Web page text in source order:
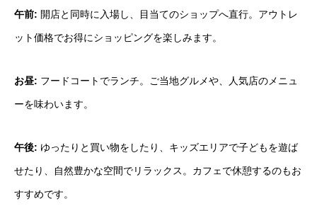
午前: 開店と同時に入場し、目当てのショップへ直行。アウトレ
ット価格でお得にショッピングを楽しみます。
お昼: フードコートでランチ。ご当地グルメや、人気店のメニュ
ーを味わいます。
午後: ゆったりと買い物をしたり、キッズエリアで子どもを遊ば
せたり、自然豊かな空間でリラックス。カフェで休憩するのもお
すすめです。